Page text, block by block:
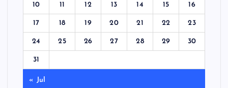
10 11 12 13 14 15 16
17 18 19 20 21 22 23
24 25 26 27 28 29 30
31
« Jul